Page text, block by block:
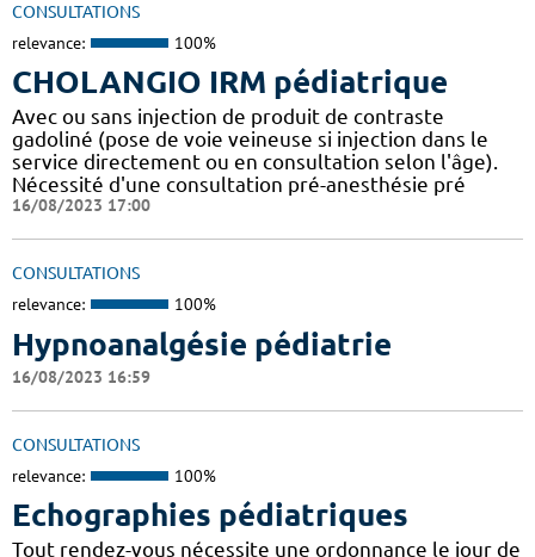
CONSULTATIONS
relevance: 100%
CHOLANGIO IRM pédiatrique
Avec ou sans injection de produit de contraste
gadoliné (pose de voie veineuse si injection dans le
service directement ou en consultation selon l'âge).
Nécessité d'une consultation pré-anesthésie pré
16/08/2023 17:00
CONSULTATIONS
relevance: 100%
Hypnoanalgésie pédiatrie
16/08/2023 16:59
CONSULTATIONS
relevance: 100%
Echographies pédiatriques
Tout rendez-vous nécessite une ordonnance le jour de